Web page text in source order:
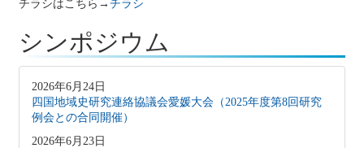
チラシはこちら→ チラシ
シンポジウム
2026年6月24日
四国地域史研究連絡協議会愛媛大会（2025年度第8回研究
例会との合同開催）
2026年6月23日